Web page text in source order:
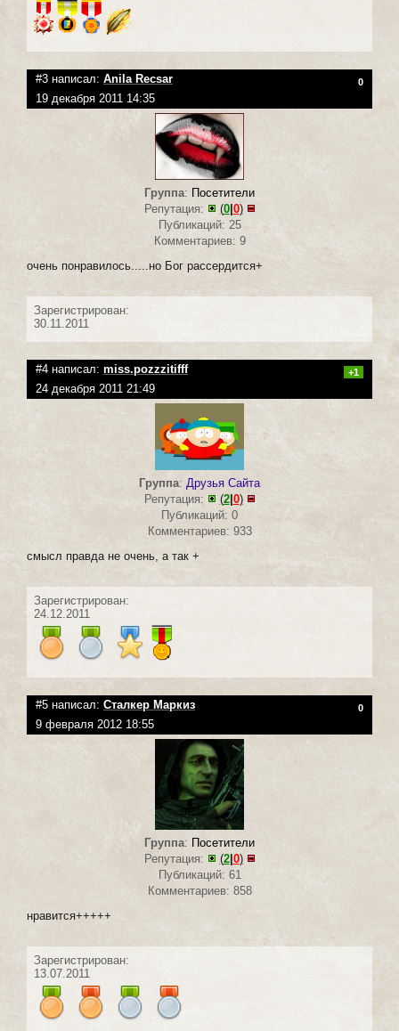
#3 написал: Anila Recsar 0
19 декабря 2011 14:35
Группа: Посетители
Репутация:
(0| 0)
Публикаций: 25
Комментариев: 9
очень понравилось.....но Бог рассердится+
Зарегистрирован:
30.11.2011
#4 написал: miss.pozzzitifff +1
24 декабря 2011 21:49
Группа: Друзья Сайта
Репутация:
(2| 0)
Публикаций: 0
Комментариев: 933
смысл правда не очень, а так +
Зарегистрирован:
24.12.2011
#5 написал: Сталкер Маркиз 0
9 февраля 2012 18:55
Группа: Посетители
Репутация:
(2| 0)
Публикаций: 61
Комментариев: 858
нравится+++++
Зарегистрирован:
13.07.2011